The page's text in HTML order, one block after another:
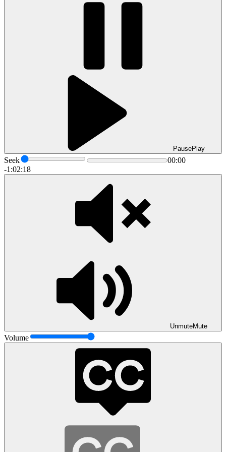
PausePlay
Seek
00:00
-1:02:18
UnmuteMute
Volume